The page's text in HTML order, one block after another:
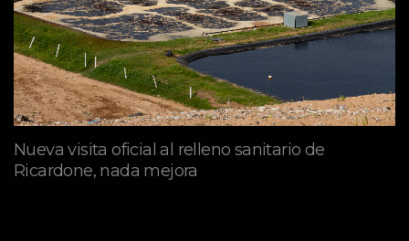
Nueva visita oficial al relleno sanitario de
Ricardone, nada mejora